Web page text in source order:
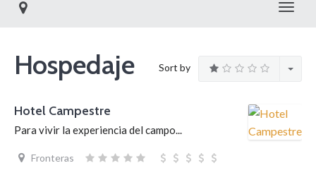
Hospedaje Sort by
Hotel Campestre
Para vivir la experiencia del campo...
Fronteras